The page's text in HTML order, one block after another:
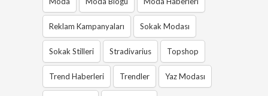
Reklam Kampanyaları Sokak Modası
Sokak Stilleri Stradivarius Topshop
Trend Haberleri Trendler Yaz Modası